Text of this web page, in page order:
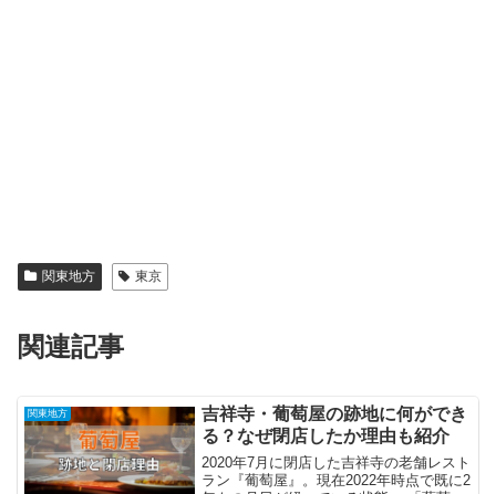
関東地方 東京
関連記事
関東地方
吉祥寺・葡萄屋の跡地に何ができ
る？なぜ閉店したか理由も紹介
2020年7月に閉店した吉祥寺の老舗レスト
ラン『葡萄屋』。現在2022年時点で既に2